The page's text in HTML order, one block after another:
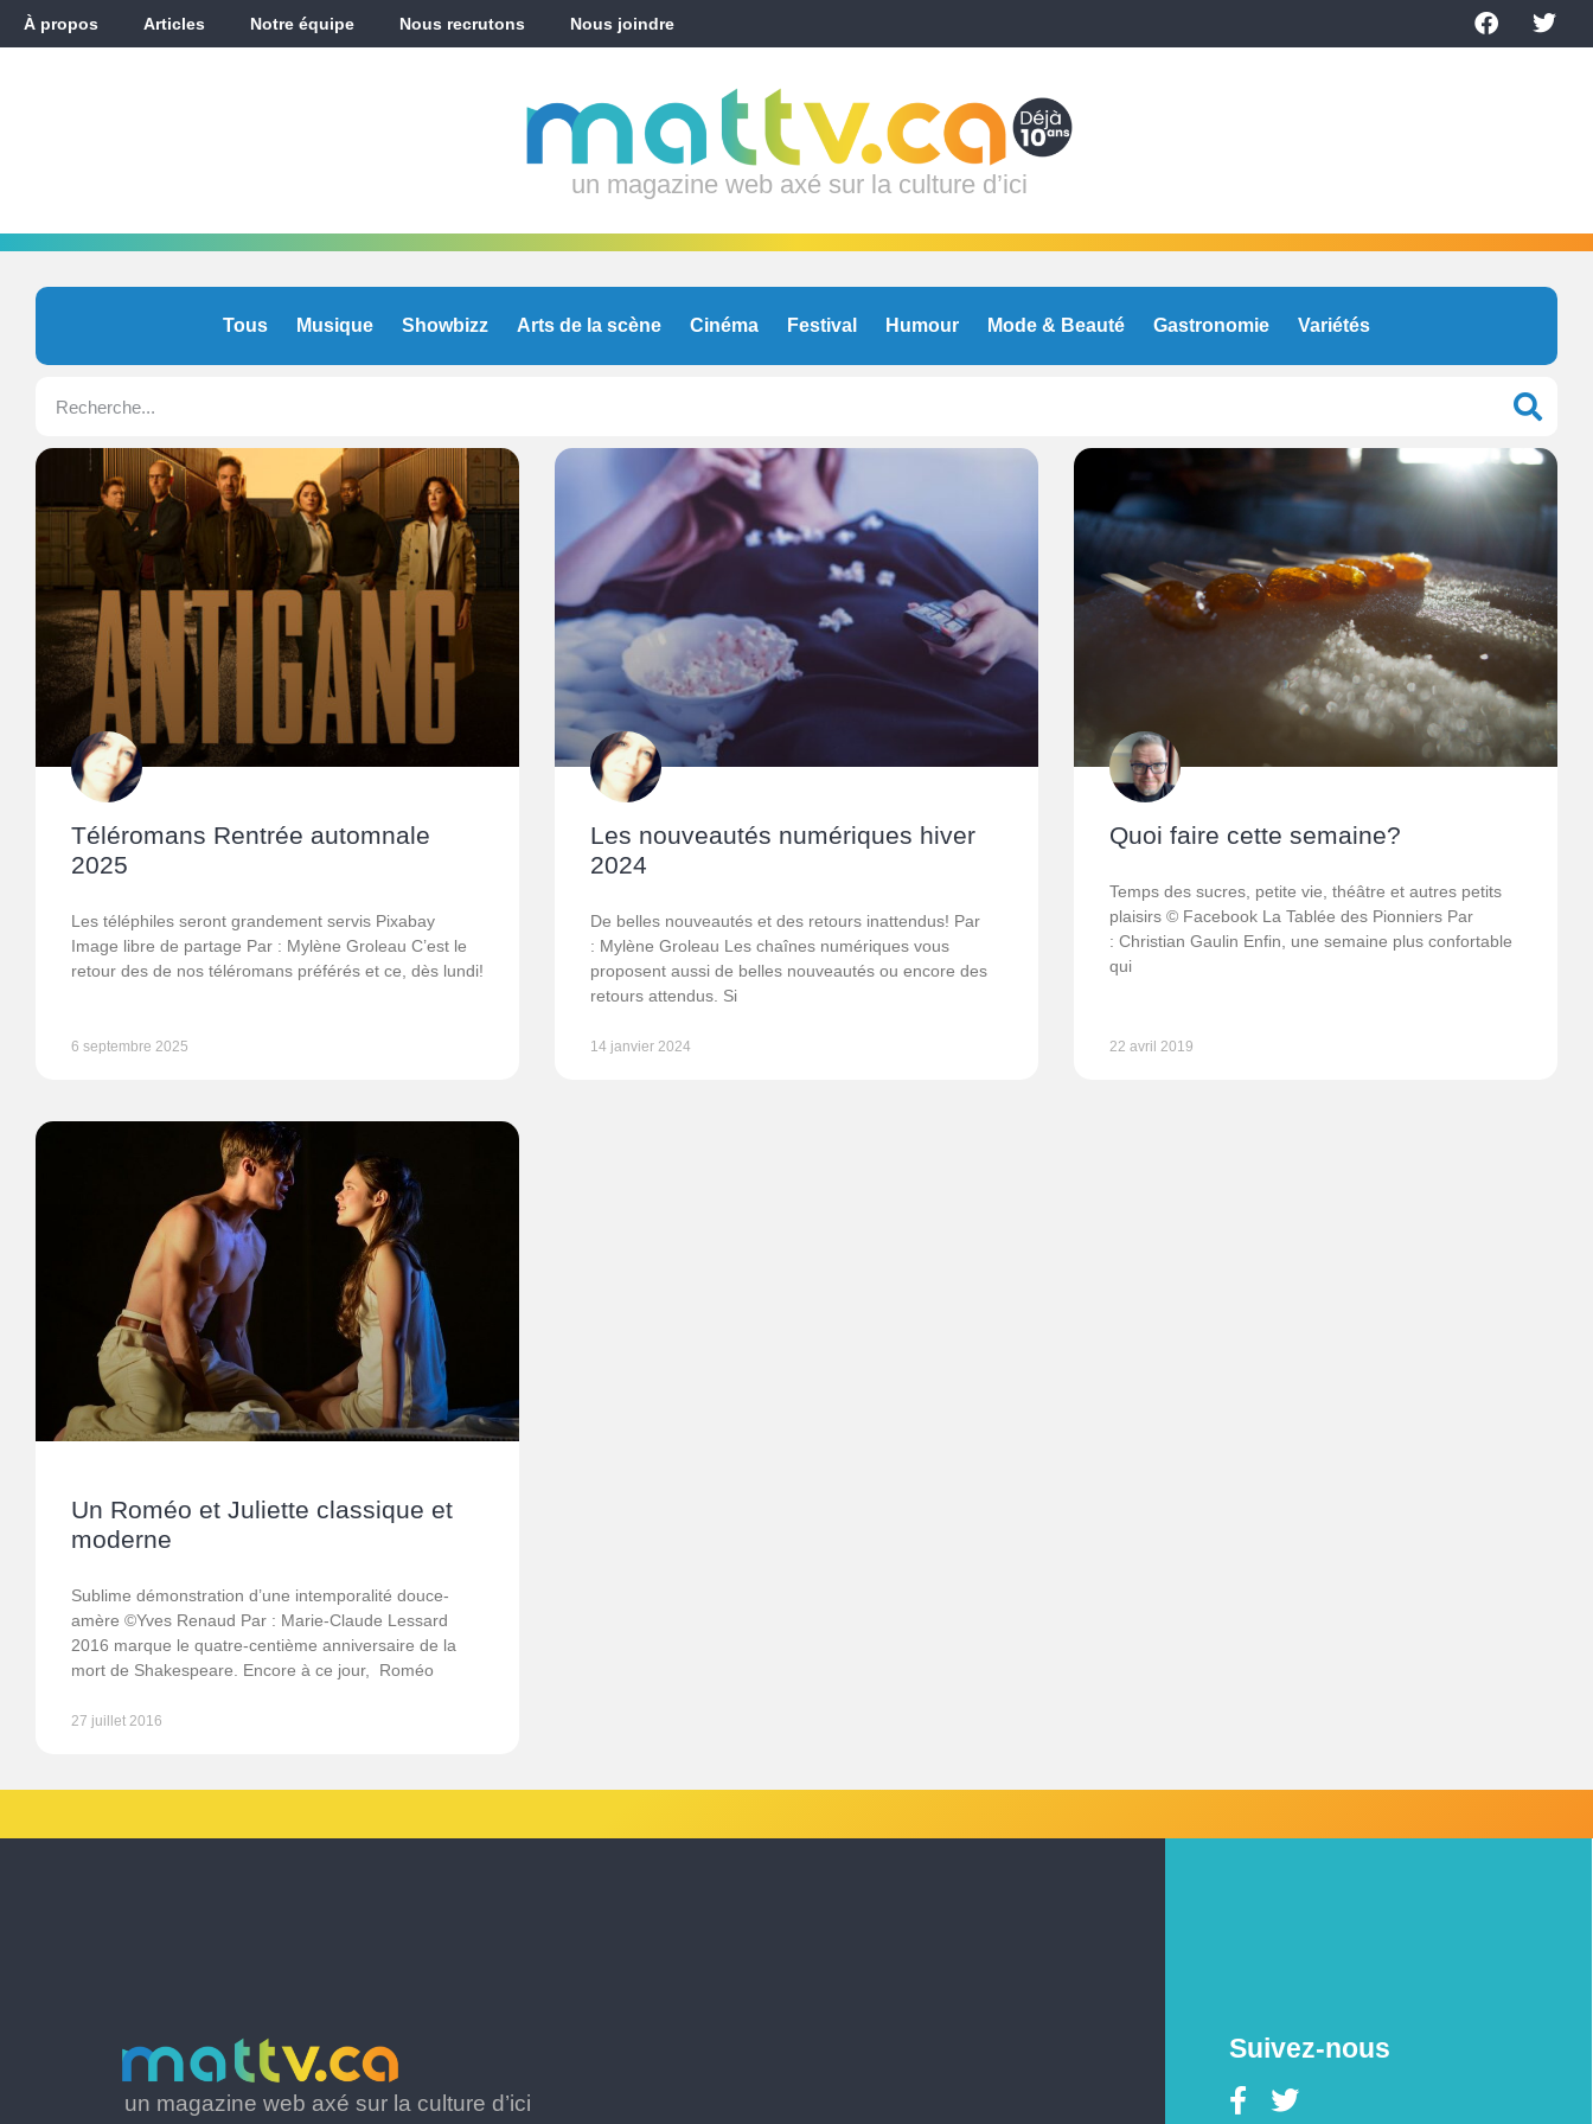
À propos Articles Notre équipe Nous recrutons Nous joindre
un magazine web axé sur la culture d’ici
Tous Musique Showbizz Arts de la scène Cinéma Festival Humour Mode & Beauté Gastronomie Variétés
Téléromans Rentrée automnale
2025
Les téléphiles seront grandement servis Pixabay
Image libre de partage Par : Mylène Groleau C’est le
retour des de nos téléromans préférés et ce, dès lundi!
6 septembre 2025
Les nouveautés numériques hiver
2024
De belles nouveautés et des retours inattendus! Par
: Mylène Groleau Les chaînes numériques vous
proposent aussi de belles nouveautés ou encore des
retours attendus. Si
14 janvier 2024
Quoi faire cette semaine?
Temps des sucres, petite vie, théâtre et autres petits
plaisirs © Facebook La Tablée des Pionniers Par
: Christian Gaulin Enfin, une semaine plus confortable
qui
22 avril 2019
Un Roméo et Juliette classique et
moderne
Sublime démonstration d’une intemporalité douce-
amère ©Yves Renaud Par : Marie-Claude Lessard
2016 marque le quatre-centième anniversaire de la
mort de Shakespeare. Encore à ce jour, Roméo
27 juillet 2016
un magazine web axé sur la culture d’ici
Suivez-nous